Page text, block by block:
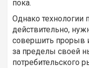
пока.
Однако технологии
действительно,
совершить прорыв
за пределы своей
потребительского